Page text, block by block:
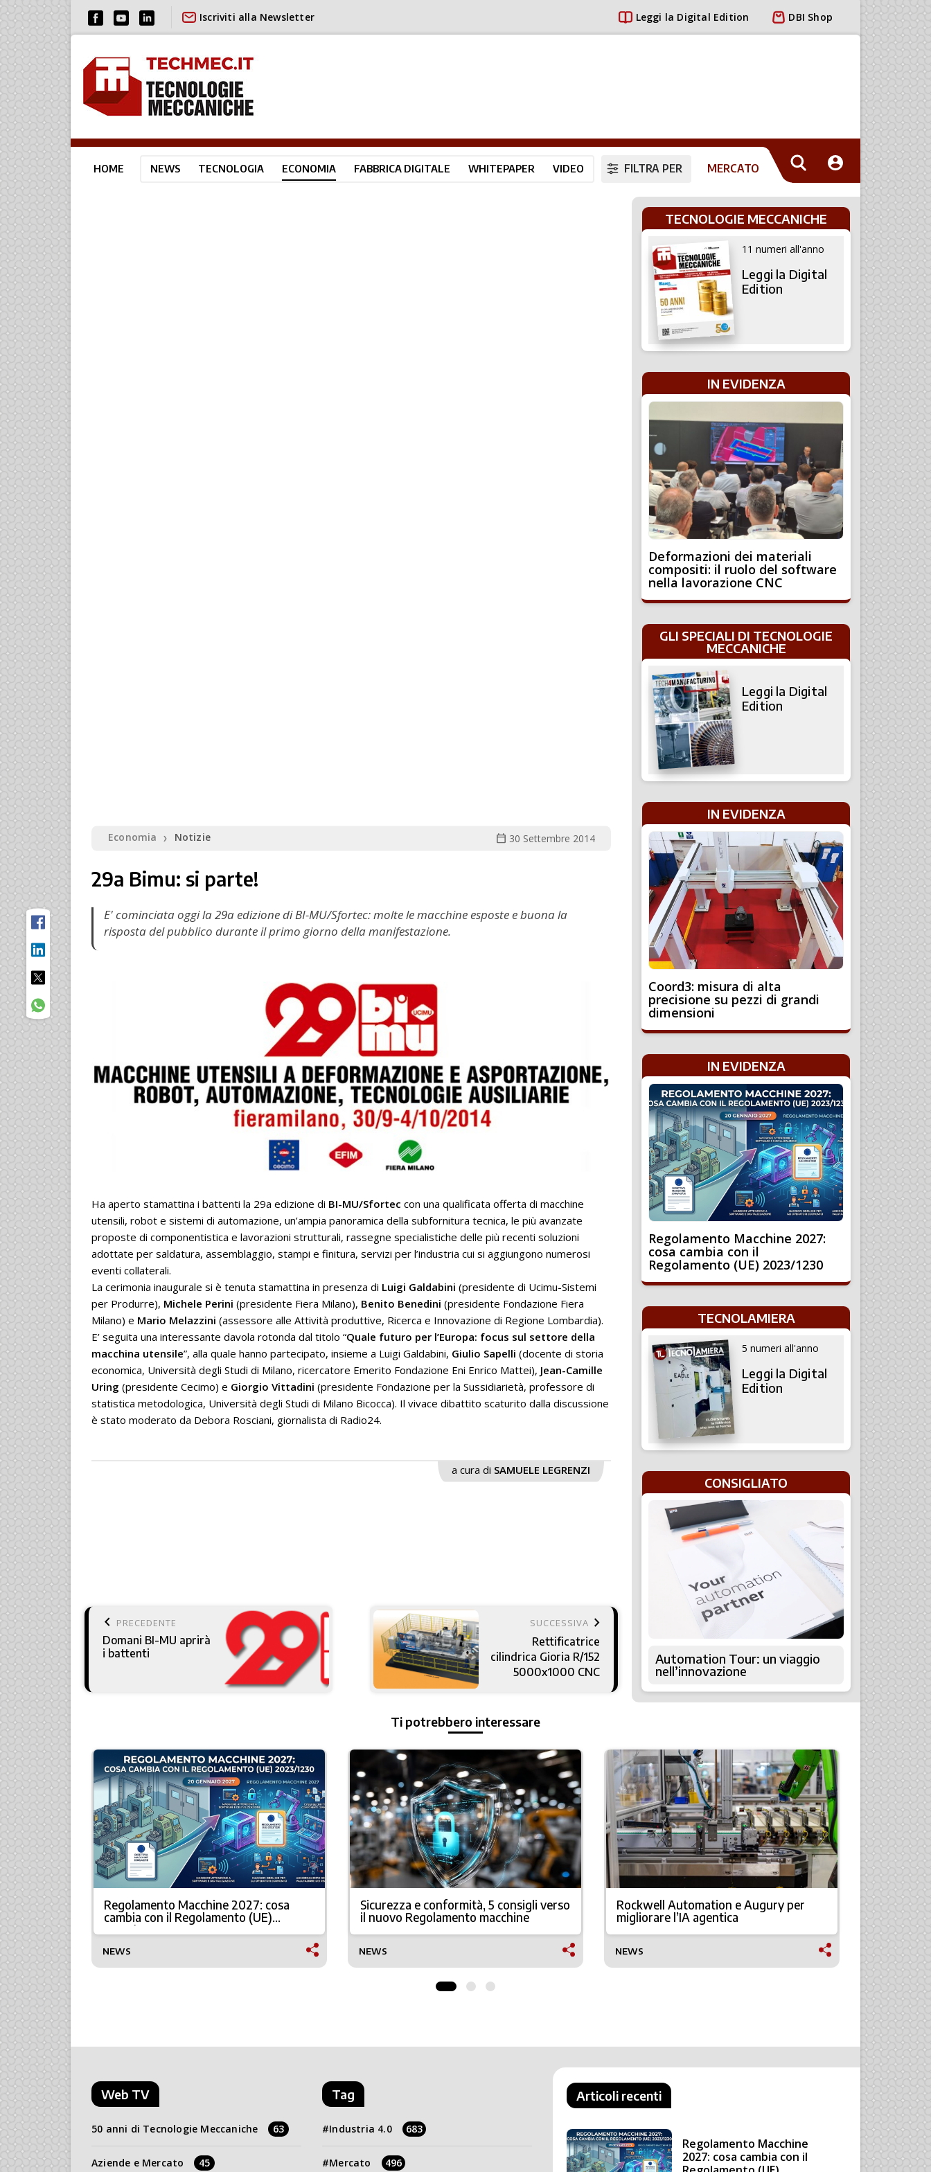
Iscriviti alla Newsletter Leggi la Digital Edition DBI Shop
HOME NEWS TECNOLOGIA ECONOMIA FABBRICA DIGITALE WHITEPAPER VIDEO FILTRA PER MERCATO
Economia ❯ Notizie calendar_today 30 Settembre 2014
29a Bimu: si parte!
E' cominciata oggi la 29a edizione di BI-MU/Sfortec: molte le macchine esposte e buona la
risposta del pubblico durante il primo giorno della manifestazione.
Ha aperto stamattina i battenti la 29a edizione di BI-MU/Sfortec con una qualificata offerta di macchine
utensili, robot e sistemi di automazione, un’ampia panoramica della subfornitura tecnica, le più avanzate
proposte di componentistica e lavorazioni strutturali, rassegne specialistiche delle più recenti soluzioni
adottate per saldatura, assemblaggio, stampi e finitura, servizi per l’industria cui si aggiungono numerosi
eventi collaterali.
La cerimonia inaugurale si è tenuta stamattina in presenza di Luigi Galdabini (presidente di Ucimu-Sistemi
per Produrre), Michele Perini (presidente Fiera Milano), Benito Benedini (presidente Fondazione Fiera
Milano) e Mario Melazzini (assessore alle Attività produttive, Ricerca e Innovazione di Regione Lombardia).
E’ seguita una interessante davola rotonda dal titolo “Quale futuro per l’Europa: focus sul settore della
macchina utensile”, alla quale hanno partecipato, insieme a Luigi Galdabini, Giulio Sapelli (docente di storia
economica, Università degli Studi di Milano, ricercatore Emerito Fondazione Eni Enrico Mattei), Jean-Camille
Uring (presidente Cecimo) e Giorgio Vittadini (presidente Fondazione per la Sussidiarietà, professore di
statistica metodologica, Università degli Studi di Milano Bicocca). Il vivace dibattito scaturito dalla discussione
è stato moderato da Debora Rosciani, giornalista di Radio24.
a cura di SAMUELE LEGRENZI
keyboard_arrow_left PRECEDENTE
Domani BI-MU aprirà
i battenti
SUCCESSIVA keyboard_arrow_right
Rettificatrice
cilindrica Gioria R/152
5000x1000 CNC
TECNOLOGIE MECCANICHE
11 numeri all'anno
Leggi la Digital
Edition
IN EVIDENZA
Deformazioni dei materiali
compositi: il ruolo del software
nella lavorazione CNC
GLI SPECIALI DI TECNOLOGIE
MECCANICHE
Leggi la Digital
Edition
IN EVIDENZA
Coord3: misura di alta
precisione su pezzi di grandi
dimensioni
IN EVIDENZA
Regolamento Macchine 2027:
cosa cambia con il
Regolamento (UE) 2023/1230
TECNOLAMIERA
5 numeri all'anno
Leggi la Digital
Edition
CONSIGLIATO
Automation Tour: un viaggio
nell’innovazione
Ti potrebbero interessare
la
Regolamento Macchine 2027: cosa
cambia con il Regolamento (UE)
2023/1230
NEWS
Sicurezza e conformità, 5 consigli verso
il nuovo Regolamento macchine
NEWS
Rockwell Automation e Augury per
migliorare l’IA agentica
NEWS
Soraluce
avanzate
Web TV
50 anni di Tecnologie Meccaniche 63
Aziende e Mercato 45
Tag
Industria 4.0 683
Mercato 496
Articoli recenti
Regolamento Macchine
2027: cosa cambia con il